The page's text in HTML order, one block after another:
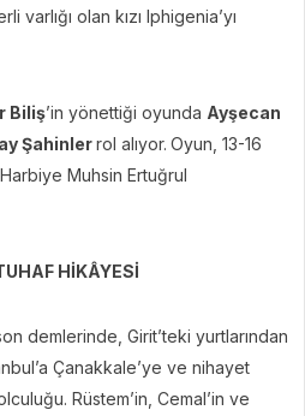
varlığı olan kızı Iphigenia’yı
Biliş’in yönettiği oyunda Ayşecan
Şahinlerrol alıyor. Oyun, 13-16
Muhsin Ertuğrul
HİKÂYESİ
demlerinde, Girit’teki yurtlarından
Çanakkale’ye ve nihayet
Rüstem’in, Cemal’in ve